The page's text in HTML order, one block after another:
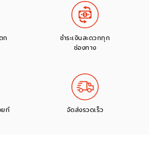
ก
ชำระเงินสะดวกทุก
ช่องทาง
ยท์ จัดส่งรวดเร็ว